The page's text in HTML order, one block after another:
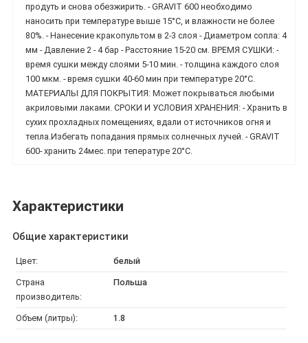
продуть и снова обезжирить. - GRAVIT 600 необходимо
наносить при температуре выше 15°С, и влажности не более
80%. - Нанесение кракопультом в 2-3 слоя - Диаметром сопла: 4
мм - Давление 2 - 4 бар - Расстояние 15-20 см. ВРЕМЯ СУШКИ: -
время сушки между слоями 5-10 мин. - толщина каждого слоя
100 мкм. - время сушки 40-60 мин при температуре 20°С.
МАТЕРИАЛЫ ДЛЯ ПОКРЫТИЯ: Может покрываться любыми
акриловыми лаками. СРОКИ И УСЛОВИЯ ХРАНЕНИЯ: - Хранить в
сухих прохладных помещениях, вдали от источников огня и
тепла.Избегать попадания прямых солнечных лучей. - GRAVIT
600- хранить 24мес. при тепературе 20°С.
Характеристики
Общие характеристики
Цвет: белый
Страна
производитель:
Польша
Объем (литры): 1.8